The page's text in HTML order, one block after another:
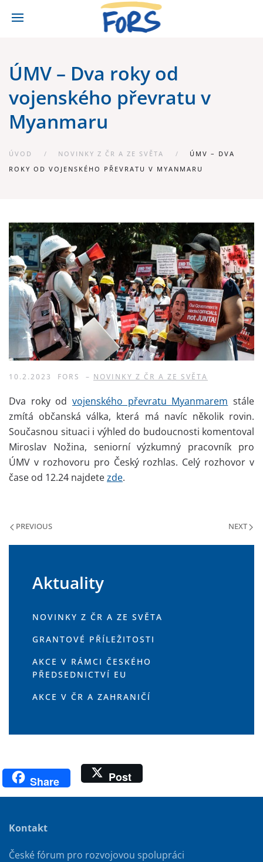
ÚMV – Dva roky od
vojenského převratu v
Myanmaru
ÚVOD NOVINKY Z ČR A ZE SVĚTA
ÚMV – DVA
ROKY OD VOJENSKÉHO PŘEVRATU V MYANMARU
10.2.2023 FORS – NOVINKY Z ČR A ZE SVĚTA
Dva roky od vojenského převratu Myanmarem stále
zmítá občanská válka, která má navíc několik rovin.
Současnou situaci i výhled do budoucnosti komentoval
Miroslav Nožina, seniorní výzkumný pracovník pro
ÚMV v rozhovoru pro Český rozhlas. Celý rozhovor v
čase od 12.24 najdetezde.
PREVIOUS NEXT
Aktuality
NOVINKY Z ČR A ZE SVĚTA
GRANTOVÉ PŘÍLEŽITOSTI
AKCE V RÁMCI ČESKÉHO
PŘEDSEDNICTVÍ EU
AKCE V ČR A ZAHRANIČÍ
Share Post
Kontakt
České fórum pro rozvojovou spolupráci